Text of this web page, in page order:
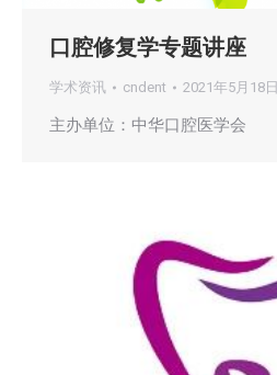
口腔修复学专题讲座
学术资讯 cndent 2021年5月18日
主办单位：中华口腔医学会